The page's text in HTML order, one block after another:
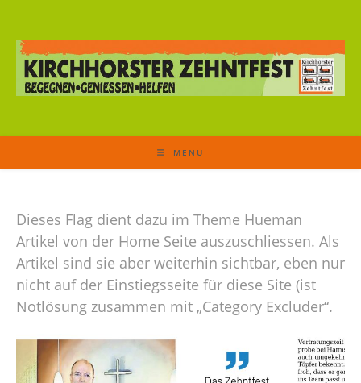
MENU
Dieses Flag dient dazu im Theme Hueman
Artikel von der Home Seite auszuschliessen. Als
Artikel sind sie aber weiterhin sichtbar, eben nur
nicht auf der Einstiegsseite für diese Site (ist
Notlösung zusammen mit „Category Excluder“.